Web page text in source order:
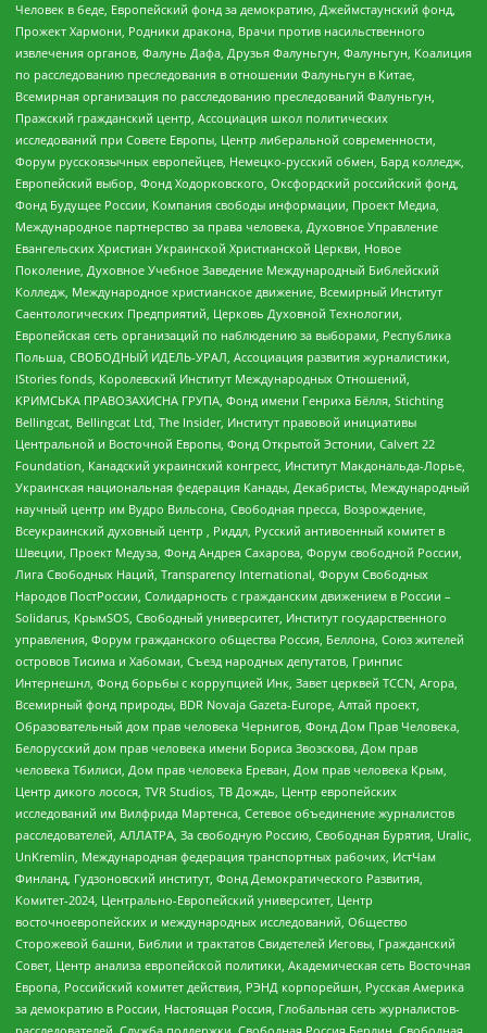
Человек в беде, Европейский фонд за демократию, Джеймстаунский фонд,
Прожект Хармони, Родники дракона, Врачи против насильственного
извлечения органов, Фалунь Дафа, Друзья Фалуньгун, Фалуньгун, Коалиция
по расследованию преследования в отношении Фалуньгун в Китае,
Всемирная организация по расследованию преследований Фалуньгун,
Пражский гражданский центр, Ассоциация школ политических
исследований при Совете Европы, Центр либеральной современности,
Форум русскоязычных европейцев, Немецко-русский обмен, Бард колледж,
Европейский выбор, Фонд Ходорковского, Оксфордский российский фонд,
Фонд Будущее России, Компания свободы информации, Проект Медиа,
Международное партнерство за права человека, Духовное Управление
Евангельских Христиан Украинской Христианской Церкви, Новое
Поколение, Духовное Учебное Заведение Международный Библейский
Колледж, Международное христианское движение, Всемирный Институт
Саентологических Предприятий, Церковь Духовной Технологии,
Европейская сеть организаций по наблюдению за выборами, Республика
Польша, СВОБОДНЫЙ ИДЕЛЬ-УРАЛ, Ассоциация развития журналистики,
IStories fonds, Королевский Институт Международных Отношений,
КРИМСЬКА ПРАВОЗАХИСНА ГРУПА, Фонд имени Генриха Бёлля, Stichting
Bellingcat, Bellingcat Ltd, The Insider, Институт правовой инициативы
Центральной и Восточной Европы, Фонд Открытой Эстонии, Calvert 22
Foundation, Канадский украинский конгресс, Институт Макдональда-Лорье,
Украинская национальная федерация Канады, Декабристы, Международный
научный центр им Вудро Вильсона, Свободная пресса, Возрождение,
Всеукраинский духовный центр , Риддл, Русский антивоенный комитет в
Швеции, Проект Медуза, Фонд Андрея Сахарова, Форум свободной России,
Лига Свободных Наций, Transparеncy International, Форум Свободных
Народов ПостРоссии, Солидарность с гражданским движением в России –
Solidarus, КрымSOS, Свободный университет, Институт государственного
управления, Форум гражданского общества Россия, Беллона, Союз жителей
островов Тисима и Хабомаи, Съезд народных депутатов, Гринпис
Интернешнл, Фонд борьбы с коррупцией Инк, Завет церквей TCCN, Агора,
Всемирный фонд природы, BDR Novaja Gazeta-Europe, Алтай проект,
Образовательный дом прав человека Чернигов, Фонд Дом Прав Человека,
Белорусский дом прав человека имени Бориса Звозскова, Дом прав
человека Тбилиси, Дом прав человека Ереван, Дом прав человека Крым,
Центр дикого лосося, TVR Studios, ТВ Дождь, Центр европейских
исследований им Вилфрида Мартенса, Сетевое объединение журналистов
расследователей, АЛЛАТРА, За свободную Россию, Свободная Бурятия, Uralic,
UnKremlin, Международная федерация транспортных рабочих, ИстЧам
Финланд, Гудзоновский институт, Фонд Демократического Развития,
Комитет-2024, Центрально-Европейский университет, Центр
восточноевропейских и международных исследований, Общество
Сторожевой башни, Библии и трактатов Свидетелей Иеговы, Гражданский
Совет, Центр анализа европейской политики, Академическая сеть Восточная
Европа, Российский комитет действия, РЭНД корпорейшн, Русская Америка
за демократию в России, Настоящая Россия, Глобальная сеть журналистов-